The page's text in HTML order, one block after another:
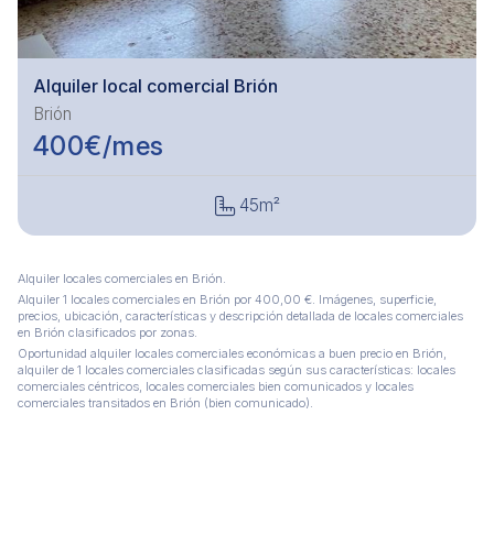
Alquiler local comercial Brión
400€/mes
45m²
Brión
Alquiler locales comerciales en Brión.
Alquiler 1 locales comerciales en Brión por 400,00 €. Imágenes, superficie,
precios, ubicación, características y descripción detallada de locales comerciales
en Brión clasificados por zonas.
Oportunidad alquiler locales comerciales económicas a buen precio en Brión,
alquiler de 1 locales comerciales clasificadas según sus características: locales
comerciales céntricos, locales comerciales bien comunicados y locales
comerciales transitados en Brión (bien comunicado).